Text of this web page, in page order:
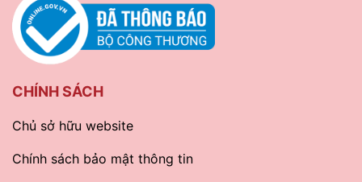
CHÍNH SÁCH
Chủ sở hữu website
Chính sách bảo mật thông tin